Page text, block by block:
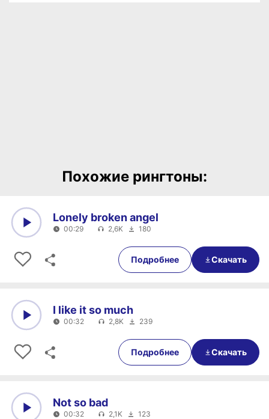
Похожие рингтоны:
00:29
Lonely broken angel
00:29 2,6K 180
Подробнее Скачать
00:32
I like it so much
00:32 2,8K 239
Подробнее Скачать
Not so bad
00:32 2,1K 123